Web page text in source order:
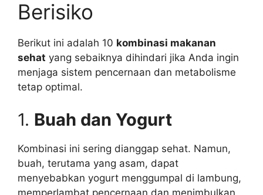
Berisiko
Berikut ini adalah 10 kombinasi makanan
sehat yang sebaiknya dihindari jika Anda ingin
menjaga sistem pencernaan dan metabolisme
tetap optimal.
1. Buah dan Yogurt
Kombinasi ini sering dianggap sehat. Namun,
buah, terutama yang asam, dapat
menyebabkan yogurt menggumpal di lambung,
memperlambat pencernaan dan menimbulkan